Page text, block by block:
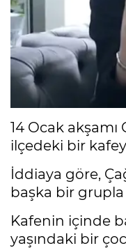
14 Ocak
ilçedeki bir
İddiaya göre,
başka bir grupla
Kafenin içinde
yaşındaki bir